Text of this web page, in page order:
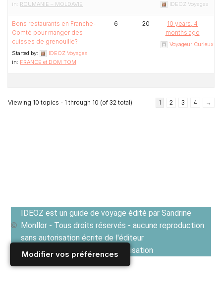
Modifier vos préférences
in: ROUMANIE – MOLDAVIE IDEOZ Voyages
Bons restaurants en Franche-
Comté pour manger des
cuisses de grenouille?
Started by:
IDEOZ Voyages
in: FRANCE et DOM TOM
6 20
10 years, 4
months ago
Voyageur Curieux
Viewing 10 topics - 1 through 10 (of 32 total) 1 2 3 4 →
IDEOZ est un guide de voyage édité par Sandrine
Monllor - Tous droits réservés - aucune reproduction
sans autorisation écrite de l'éditeur
Voir les Conditions générales d'utilisation